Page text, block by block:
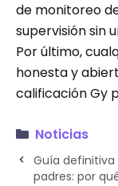
de monitoreo
supervisión sin
Por último,
honesta y
calificación Gy
Noticias
Guía
padres: por